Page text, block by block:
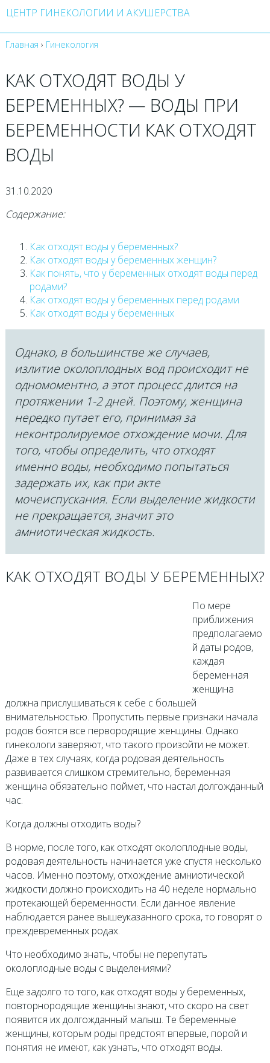
ЦЕНТР ГИНЕКОЛОГИИ И АКУШЕРСТВА
Главная › Гинекология
КАК ОТХОДЯТ ВОДЫ У
БЕРЕМЕННЫХ? — ВОДЫ ПРИ
БЕРЕМЕННОСТИ КАК ОТХОДЯТ
ВОДЫ
31.10.2020
Содержание:
Как отходят воды у беременных?
Как отходят воды у беременных женщин?
Как понять, что у беременных отходят воды перед
родами?
Как отходят воды у беременных перед родами
Как отходят воды у беременных
Однако, в большинстве же случаев,
излитие околоплодных вод происходит не
одномоментно, а этот процесс длится на
протяжении 1-2 дней. Поэтому, женщина
нередко путает его, принимая за
неконтролируемое отхождение мочи. Для
того, чтобы определить, что отходят
именно воды, необходимо попытаться
задержать их, как при акте
мочеиспускания. Если выделение жидкости
не прекращается, значит это
амниотическая жидкость.
КАК ОТХОДЯТ ВОДЫ У БЕРЕМЕННЫХ?
По мере
приближения
предполагаемо
й даты родов,
каждая
беременная
женщина
должна прислушиваться к себе с большей
внимательностью. Пропустить первые признаки начала
родов боятся все первородящие женщины. Однако
гинекологи заверяют, что такого произойти не может.
Даже в тех случаях, когда родовая деятельность
развивается слишком стремительно, беременная
женщина обязательно поймет, что настал долгожданный
час.
Когда должны отходить воды?
В норме, после того, как отходят околоплодные воды,
родовая деятельность начинается уже спустя несколько
часов. Именно поэтому, отхождение амниотической
жидкости должно происходить на 40 неделе нормально
протекающей беременности. Если данное явление
наблюдается ранее вышеуказанного срока, то говорят о
преждевременных родах.
Что необходимо знать, чтобы не перепутать
околоплодные воды с выделениями?
Еще задолго то того, как отходят воды у беременных,
повторнородящие женщины знают, что скоро на свет
появится их долгожданный малыш. Те беременные
женщины, которым роды предстоят впервые, порой и
понятия не имеют, как узнать, что отходят воды.